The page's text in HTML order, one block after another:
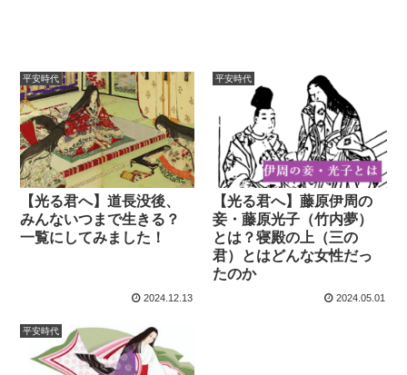
平安時代
【光る君へ】道長没後、
みんないつまで生きる？
一覧にしてみました！
2024.12.13
平安時代
【光る君へ】藤原伊周の
妾・藤原光子（竹内夢）
とは？寝殿の上（三の
君）とはどんな女性だっ
たのか
2024.05.01
平安時代